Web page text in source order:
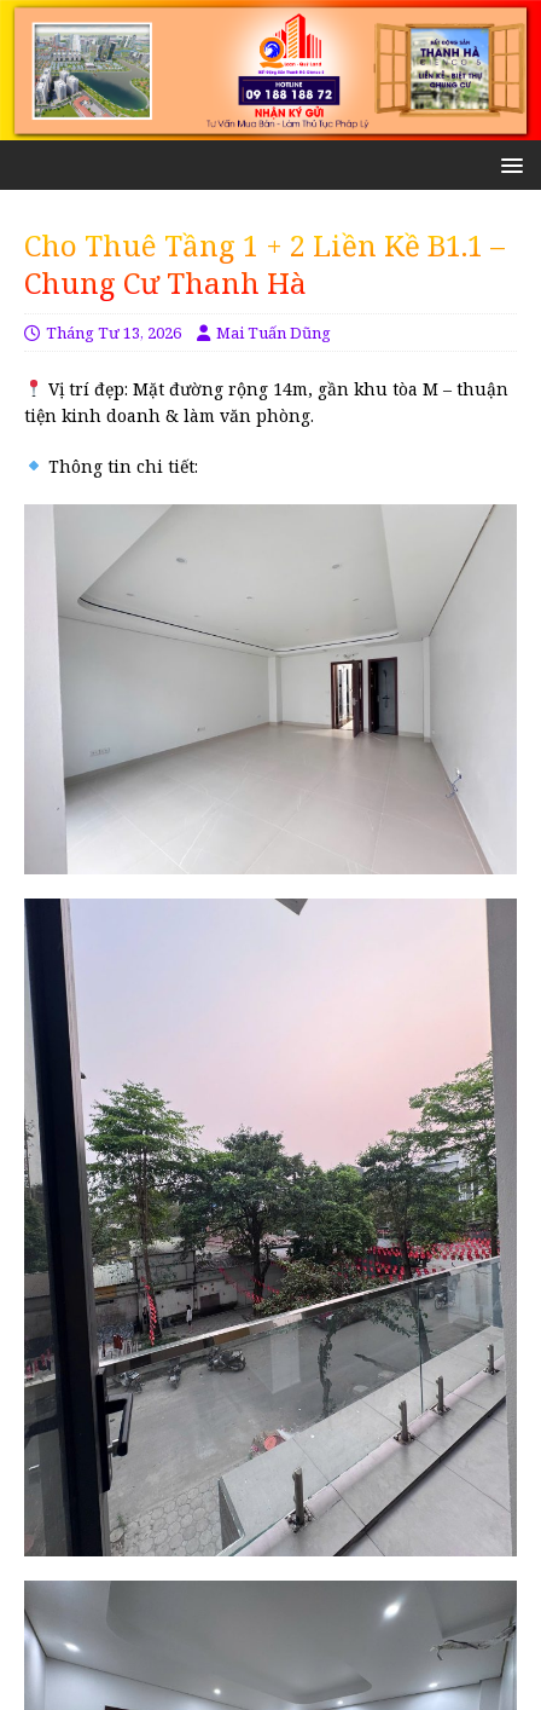
Cho Thuê Tầng 1 + 2 Liền Kề B1.1 –
Chung Cư Thanh Hà
Tháng Tư 13, 2026 Mai Tuấn Dũng
Vị trí đẹp: Mặt đường rộng 14m, gần khu tòa M – thuận
tiện kinh doanh & làm văn phòng.
Thông tin chi tiết: